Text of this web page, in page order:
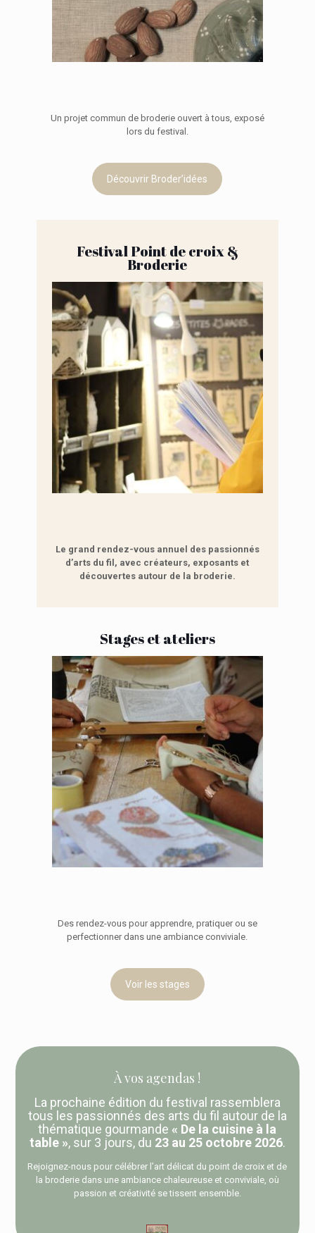
Un projet commun de broderie ouvert à tous, exposé
lors du festival.
Découvrir Broder’idées
Festival Point de croix &
Broderie
Le grand rendez-vous annuel des passionnés
d’arts du fil, avec créateurs, exposants et
découvertes autour de la broderie.
Stages et ateliers
Des rendez-vous pour apprendre, pratiquer ou se
perfectionner dans une ambiance conviviale.
Voir les stages
À vos agendas !
La prochaine édition du festival rassemblera
tous les passionnés des arts du fil autour de la
thématique gourmande « De la cuisine à la
table », sur 3 jours, du 23 au 25 octobre 2026.
Rejoignez-nous pour célébrer l’art délicat du point de croix et de
la broderie dans une ambiance chaleureuse et conviviale, où
passion et créativité se tissent ensemble.